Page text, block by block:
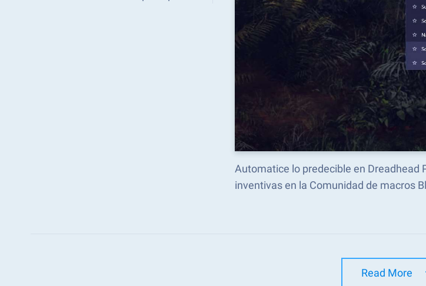
Automatice lo predecible en Dreadhead
inventivas en la Comunidad de macros
Read More